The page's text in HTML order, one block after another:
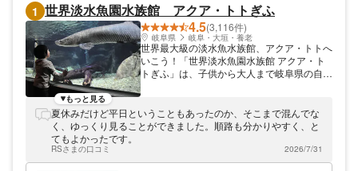
1 世界淡水魚園水族館 アクア・トトぎふ
4.5(3,116件)
岐阜県 岐阜・大垣・養老
世界最大級の淡水魚水族館、アクア・トトへ
いこう！「世界淡水魚園水族館 アクア・ト
トぎふ」は、子供から大人まで岐阜県の自然
ら河口までと世界の淡水魚」をテーマに、自
然環境を再現した館内展示のほか、⽣き物の
もっと見る
夏休みだけど平日ということもあったのか、そこまで混んでな
く、ゆっくり見ることができました。順路も分かりやすく、と
てもよかったです。
RSさまの口コミ 2026/7/31